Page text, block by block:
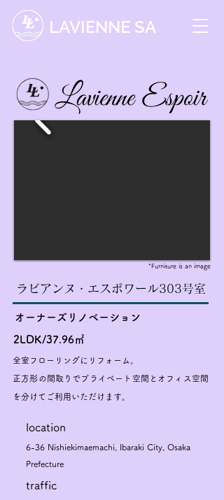
LAVIENNE SA
*Furniture is an image
ラビアンヌ・エスポワール303号室
オーナーズリノベーション
2LDK/37.96㎡
全室フローリングにリフォーム。
正方形の間取りでプライベート空間とオフィス空間
を分けてご利用いただけます。
​location
6-36 Nishiekimaemachi, Ibaraki City, Osaka
Prefecture
traffic